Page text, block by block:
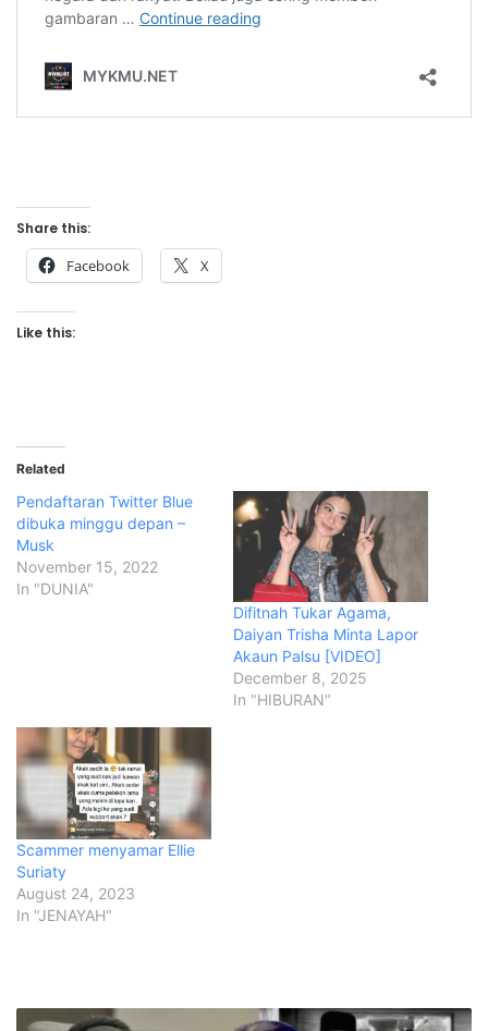
Share this:
Facebook X
Like this:
Related
Pendaftaran Twitter Blue
dibuka minggu depan –
Musk
November 15, 2022
In "DUNIA"
Difitnah Tukar Agama,
Daiyan Trisha Minta Lapor
Akaun Palsu [VIDEO]
December 8, 2025
In "HIBURAN"
Scammer menyamar Ellie
Suriaty
August 24, 2023
In "JENAYAH"